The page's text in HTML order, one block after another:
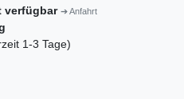
verfügbar ➔ Anfahrt
1-3 Tage)